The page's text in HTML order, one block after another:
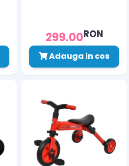
299.00RON
Adauga in cos